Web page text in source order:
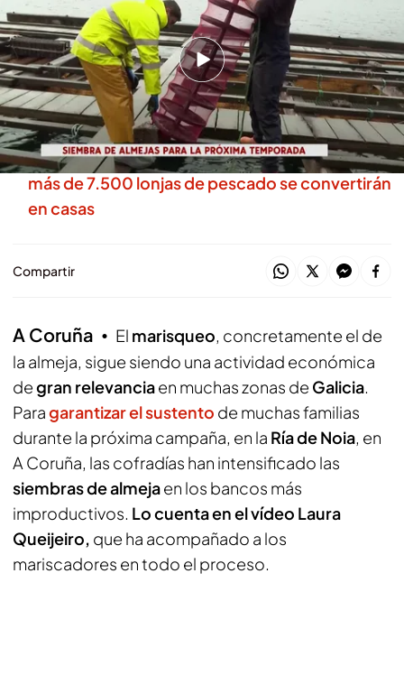
Redacción digital Noticias Cuatro
06 JUN 2025 - 20:45h.
En los laboratorios de la Cofradía alimentan a
los 'bebés almeja' con fitoplancton
De locales comerciales a viviendas en Euskadi:
más de 7.500 lonjas de pescado se convertirán
en casas
Compartir
A Coruña El marisqueo, concretamente el de
la almeja, sigue siendo una actividad económica
degran relevanciaen muchas zonas de Galicia.
Paragarantizar el sustento de muchas familias
durante la próxima campaña, en la Ría de Noia, en
A Coruña, las cofradías han intensificado las
siembras de almejaen los bancos más
improductivos. Lo cuenta en el vídeo Laura
Queijeiro, que ha acompañado a los
mariscadores en todo el proceso.